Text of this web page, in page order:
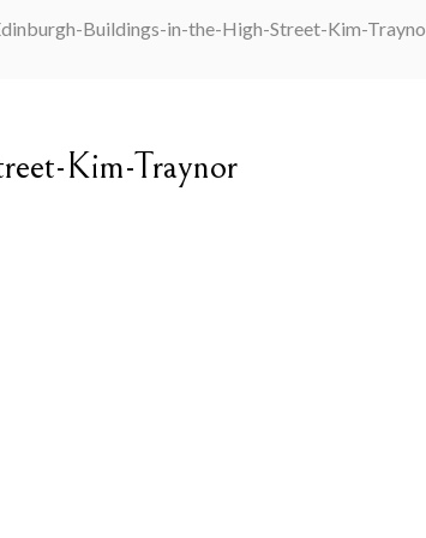
Buildings-in-the-High-Street-Kim-
Kim-Traynor